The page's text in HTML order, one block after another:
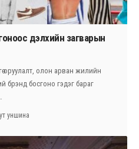
дэлхийн загварын
оруулалт, олон арван жилийн
брэнд босгоно гэдэг бараг
уншина